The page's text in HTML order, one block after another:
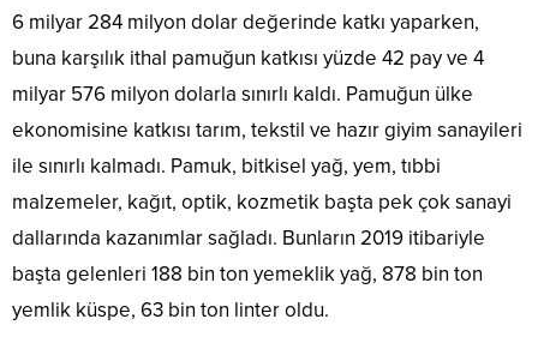
6 milyar 284 milyon dolar değerinde katkı yaparken,
buna karşılık ithal pamuğun katkısı yüzde 42 pay ve 4
milyar 576 milyon dolarla sınırlı kaldı. Pamuğun ülke
ekonomisine katkısı tarım, tekstil ve hazır giyim sanayileri
ile sınırlı kalmadı. Pamuk, bitkisel yağ, yem, tıbbi
malzemeler, kağıt, optik, kozmetik başta pek çok sanayi
dallarında kazanımlar sağladı. Bunların 2019 itibariyle
başta gelenleri 188 bin ton yemeklik yağ, 878 bin ton
yemlik küspe, 63 bin ton linter oldu.